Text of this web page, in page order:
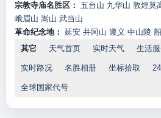
宗教寺庙名胜区： 五台山 九华山 敦煌莫
峨眉山 嵩山 武当山
革命纪念地： 延安 井冈山 遵义 中山陵
其它
天气首页 实时天气 生活
实时路况 名胜相册 坐标拾取
全球国家代号